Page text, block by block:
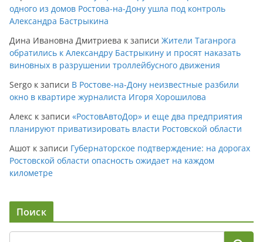
одного из домов Ростова-на-Дону ушла под контроль
Александра Бастрыкина
Дина Ивановна Дмитриева к записи Жители Таганрога
обратились к Александру Бастрыкину и просят наказать
виновных в разрушении троллейбусного движения
Sergo к записи В Ростове-на-Дону неизвестные разбили
окно в квартире журналиста Игоря Хорошилова
Алекс к записи «РостовАвтоДор» и еще два предприятия
планируют приватизировать власти Ростовской области
Ашот к записи Губернаторское подтверждение: на дорогах
Ростовской области опасность ожидает на каждом
километре
Поиск